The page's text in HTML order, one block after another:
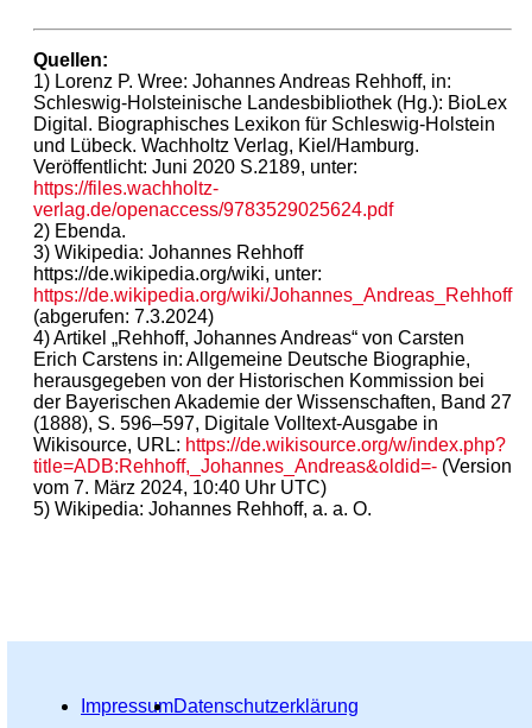
Quellen:
1) Lorenz P. Wree: Johannes Andreas Rehhoff, in:
Schleswig-Holsteinische Landesbibliothek (Hg.): BioLex
Digital. Biographisches Lexikon für Schleswig-Holstein
und Lübeck. Wachholtz Verlag, Kiel/Hamburg.
Veröffentlicht: Juni 2020 S.2189, unter:
https://files.wachholtz-
verlag.de/openaccess/9783529025624.pdf
2) Ebenda.
3) Wikipedia: Johannes Rehhoff
https://de.wikipedia.org/wiki, unter:
https://de.wikipedia.org/wiki/Johannes_Andreas_Rehhoff
(abgerufen: 7.3.2024)
4) Artikel „Rehhoff, Johannes Andreas“ von Carsten
Erich Carstens in: Allgemeine Deutsche Biographie,
herausgegeben von der Historischen Kommission bei
der Bayerischen Akademie der Wissenschaften, Band 27
(1888), S. 596–597, Digitale Volltext-Ausgabe in
Wikisource, URL: https://de.wikisource.org/w/index.php?
title=ADB:Rehhoff,_Johannes_Andreas&oldid=- (Version
vom 7. März 2024, 10:40 Uhr UTC)
5) Wikipedia: Johannes Rehhoff, a. a. O.
ImpressumDatenschutzerklärung